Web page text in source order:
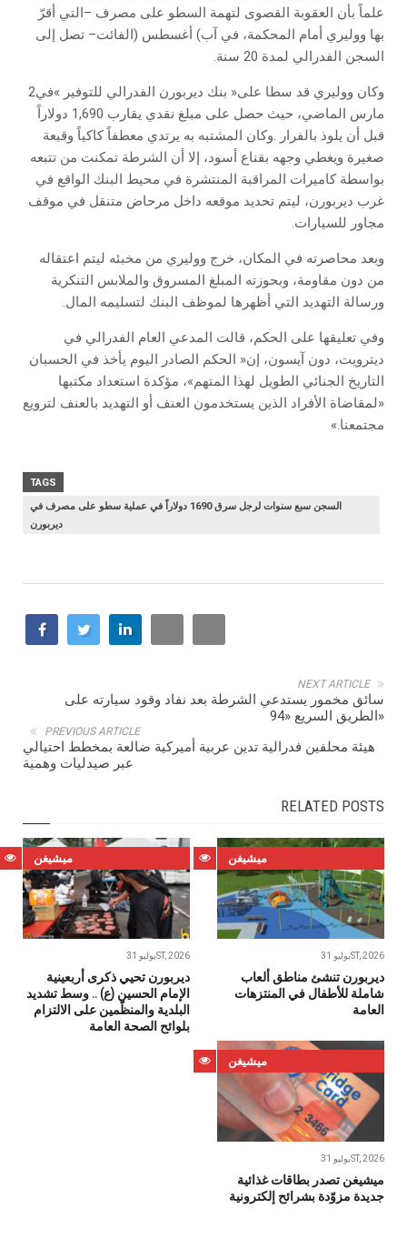
‬السجن‭ ‬الفدرالي‭ ‬لمدة‭ ‬20‭ ‬سنة‭.‬
وكان‭ ‬ووليري‭ ‬قد‭ ‬سطا‭ ‬على‭ ‬‮«‬بنك‭ ‬ديربورن‭ ‬الفدرالي‭ ‬للتوفير‮»‬‭ ‬في‭ ‬2‭
‬مجاور‭ ‬للسيارات‭. ‬
‬ورسالة‭ ‬التهديد‭ ‬التي‭ ‬أظهرها‭ ‬لموظف‭ ‬البنك‭ ‬لتسليمه‭ ‬المال‭.‬
‬مجتمعنا‮»‬‭.‬
TAGS
السجن سبع سنوات لرجل سرق 1690 دولاراً في عملية سطو على مصرف في
ديربورن
NEXT ARTICLE
سائق مخمور يستدعي الشرطة بعد نفاد وقود سيارته على
الطريق السريع «94»
PREVIOUS ARTICLE
هيئة محلفين فدرالية تدين عربية أميركية ضالعة بمخطط احتيالي
عبر صيدليات وهمية
RELATED POSTS
ميشيغن
يوليو 31ST, 2026
ديربورن تحيي ذكرى أربعينية
الإمام الحسين (ع) .. وسط تشديد
البلدية والمنظّمين على الالتزام
بلوائح الصحة العامة
ميشيغن
يوليو 31ST, 2026
ديربورن تنشئ مناطق ألعاب
شاملة للأطفال في المنتزهات
العامة
ميشيغن
يوليو 31ST, 2026
ميشيغن تصدر بطاقات غذائية
جديدة مزوّدة بشرائح إلكترونية